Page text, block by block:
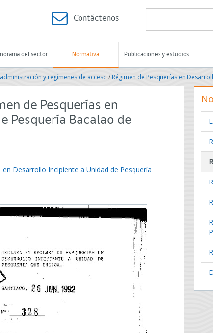
Contáctenos
del sector Normativa Publicaciones y estudios
y regímenes de acceso / Régimen de Pesquerías en
de Pesquerías en
Pesquería Bacalao de
Desarrollo Incipiente a Unidad de Pesquería